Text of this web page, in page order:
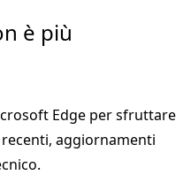
è più
Edge per sfruttare
aggiornamenti